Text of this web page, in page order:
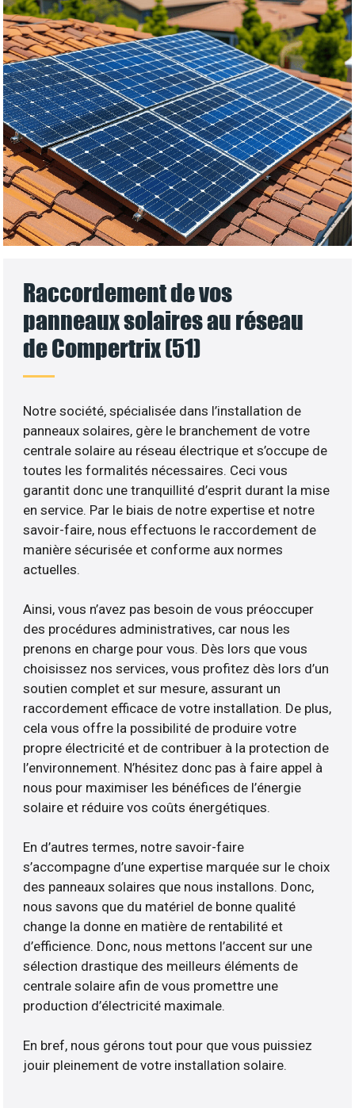
Raccordement de vos
panneaux solaires au réseau
de Compertrix (51)
Notre société, spécialisée dans l’installation de
panneaux solaires, gère le branchement de votre
centrale solaire au réseau électrique et s’occupe de
toutes les formalités nécessaires. Ceci vous
garantit donc une tranquillité d’esprit durant la mise
en service. Par le biais de notre expertise et notre
savoir-faire, nous effectuons le raccordement de
manière sécurisée et conforme aux normes
actuelles.
Ainsi, vous n’avez pas besoin de vous préoccuper
des procédures administratives, car nous les
prenons en charge pour vous. Dès lors que vous
choisissez nos services, vous profitez dès lors d’un
soutien complet et sur mesure, assurant un
raccordement efficace de votre installation. De plus,
cela vous offre la possibilité de produire votre
propre électricité et de contribuer à la protection de
l’environnement. N’hésitez donc pas à faire appel à
nous pour maximiser les bénéfices de l’énergie
solaire et réduire vos coûts énergétiques.
En d’autres termes, notre savoir-faire
s’accompagne d’une expertise marquée sur le choix
des panneaux solaires que nous installons. Donc,
nous savons que du matériel de bonne qualité
change la donne en matière de rentabilité et
d’efficience. Donc, nous mettons l’accent sur une
sélection drastique des meilleurs éléments de
centrale solaire afin de vous promettre une
production d’électricité maximale.
En bref, nous gérons tout pour que vous puissiez
jouir pleinement de votre installation solaire.